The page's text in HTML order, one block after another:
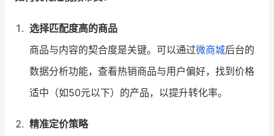
认证服务商
选择匹配度高的商品
商品与内容的契合度是关键。可以通过微商城后台的
数据分析功能，查看热销商品与用户偏好，找到价格
适中（如50元以下）的产品，以提升转化率。
精准定价策略